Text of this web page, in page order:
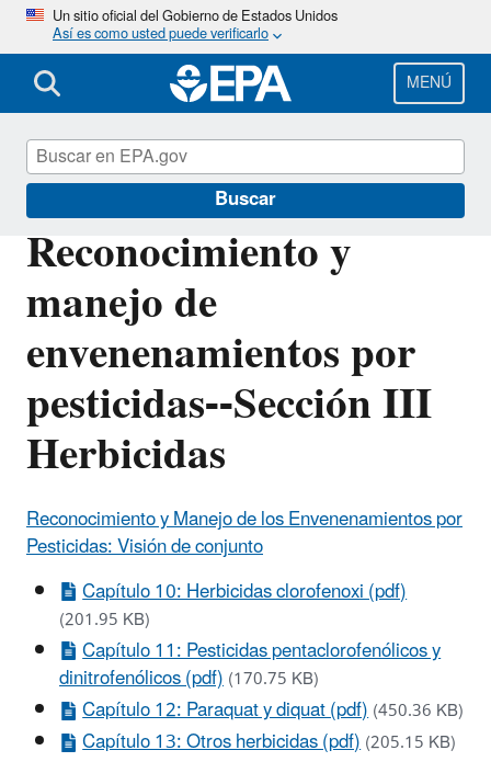
Pasar
al
contenido
principal
Un sitio oficial del Gobierno de Estados Unidos
Así es como usted puede verificarlo
MENÚ
Buscar
Reconocimiento y
manejo de
envenenamientos por
pesticidas--Sección III
Herbicidas
Reconocimiento y Manejo de los Envenenamientos por
Pesticidas: Visión de conjunto
Capítulo 10: Herbicidas clorofenoxi (pdf)
(201.95 KB)
Capítulo 11: Pesticidas pentaclorofenólicos y
dinitrofenólicos (pdf)(170.75 KB)
Capítulo 12: Paraquat y diquat (pdf)(450.36 KB)
Capítulo 13: Otros herbicidas (pdf)(205.15 KB)
Seguridad Laboral al Usar Pesticidas